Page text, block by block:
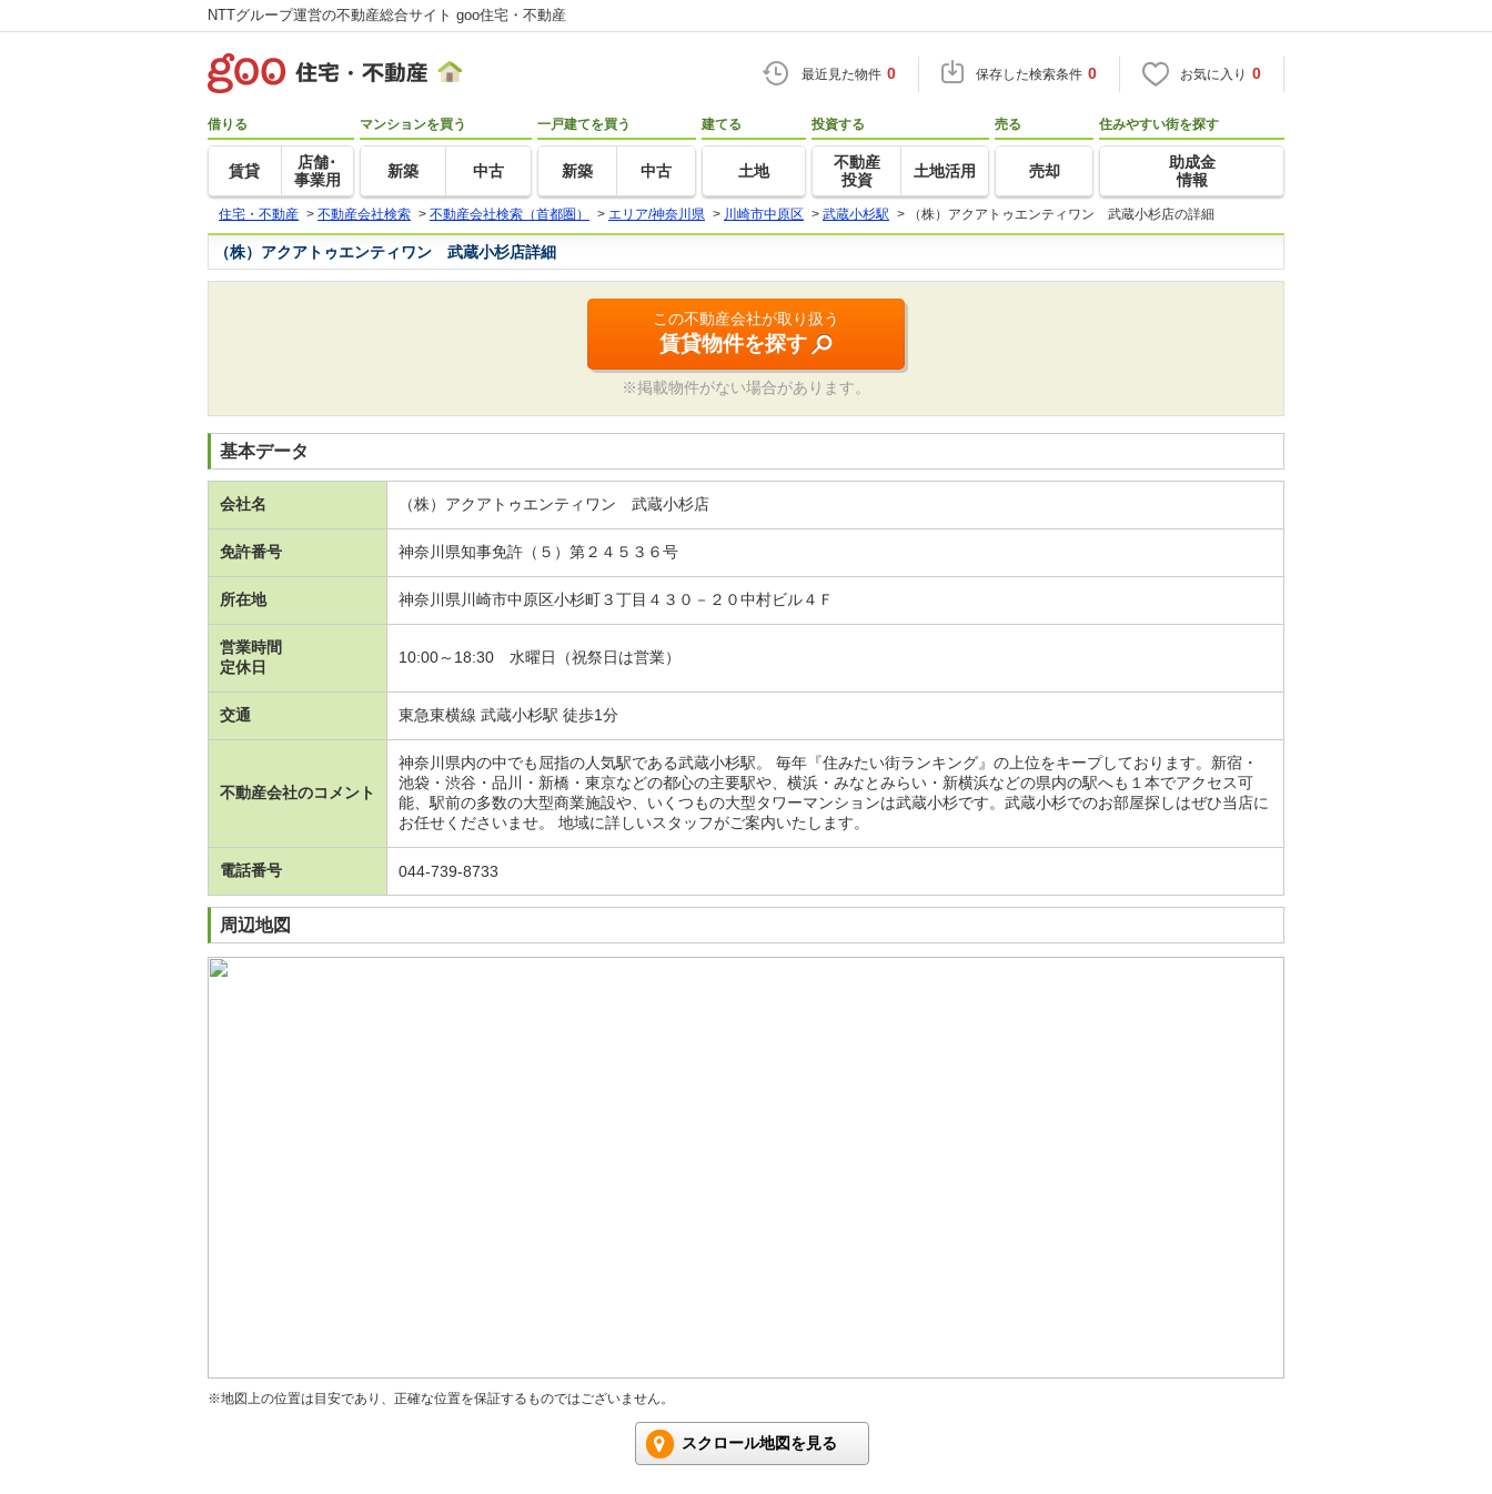
NTTグループ運営の不動産総合サイト goo住宅・不動産
最近見た物件 0 保存した検索条件 0 お気に入り 0
借りる
賃貸
店舗･
事業用
マンションを買う
新築 中古
一戸建てを買う
新築 中古
建てる
土地
投資する
不動産
投資
土地活用
売る
売却
住みやすい街を探す
助成金
情報
住宅・不動産 > 不動産会社検索 > 不動産会社検索（首都圏） > エリア/神奈川県 > 川崎市中原区 > 武蔵小杉駅 > （株）アクアトゥエンティワン 武蔵小杉店の詳細
（株）アクアトゥエンティワン 武蔵小杉店詳細
この不動産会社が取り扱う
賃貸物件を探す
※掲載物件がない場合があります。
基本データ
会社名 （株）アクアトゥエンティワン 武蔵小杉店
免許番号 神奈川県知事免許（５）第２４５３６号
所在地 神奈川県川崎市中原区小杉町３丁目４３０－２０中村ビル４Ｆ
営業時間
定休日
10:00～18:30 水曜日（祝祭日は営業）
交通 東急東横線 武蔵小杉駅 徒歩1分
不動産会社のコメント
神奈川県内の中でも屈指の人気駅である武蔵小杉駅。 毎年『住みたい街ランキング』の上位をキープしております。新宿・
池袋・渋谷・品川・新橋・東京などの都心の主要駅や、横浜・みなとみらい・新横浜などの県内の駅へも１本でアクセス可
能、駅前の多数の大型商業施設や、いくつもの大型タワーマンションは武蔵小杉です。武蔵小杉でのお部屋探しはぜひ当店に
お任せくださいませ。 地域に詳しいスタッフがご案内いたします。
電話番号 044-739-8733
周辺地図
※地図上の位置は目安であり、正確な位置を保証するものではございません。
スクロール地図を見る